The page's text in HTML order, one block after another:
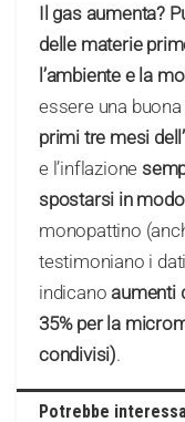
Il gas aumenta?
delle materie
l’ambiente e la
essere una
primi tre mesi
e l’inflazione
spostarsi in modo
monopattino
testimoniano i
indicanoaumenti
35% per la
condivisi).
Potrebbe